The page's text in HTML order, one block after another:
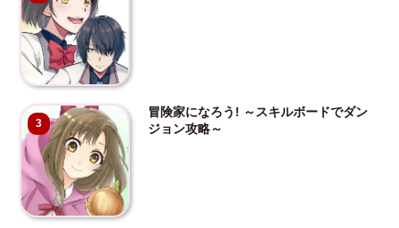
3
冒険家になろう! ～スキルボードでダン
ジョン攻略～